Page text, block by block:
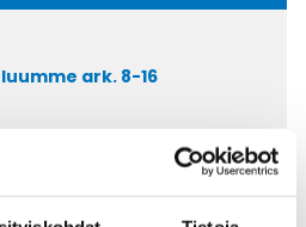
ark. 8-16